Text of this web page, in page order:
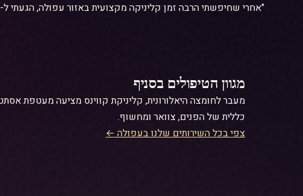
"אחרי שחיפשתי הרבה זמן קליניקה מקצועית באזור עפולה, הגעתי ל-Queens ומצאתי בית חם וצוות רפואי מושלם."
מגוון הטיפולים בסניף
מעבר לחומצה היאלורונית
כללית של הפנים, צוואר ומחשוף.
צפי בכל השירותים שלנו בעפולה ←